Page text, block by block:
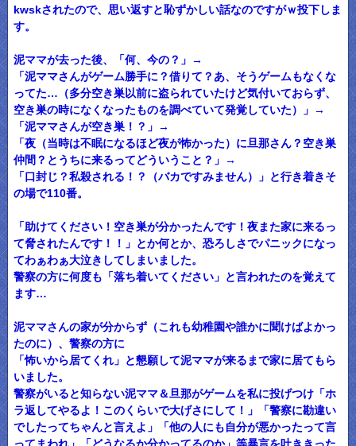
kwskされたので、思い返すと恥ずかしい話なのですがｗ投下しま
す。
泥ママが去った後、「何、今の？」→
「泥ママさんがゲーム勝手に？借りて？あ、そうゲームもなくな
ってた…（多分空き巣以前に盗られていたけど気付いておらず、
空き巣の時になくなったものを調べていて発覚していた）」→
「泥ママさんが空き巣！？」→
「夜（当時は不眠になるほど夜が怖かった）に旦那さん？空き巣
仲間？とうちに来るってどういうこと？」→
「口封じ？私殺される！？（バカですみません）」と行き着きそ
の場で110番。
「助けてください！空き巣が分かったんです！夜また家に来るっ
て脅されたんです！！」とか何とか、恐ろしさでパニックになっ
てわぁわぁ大泣きしてしまいました。
警察の方に何度も「落ち着いてください」と言われたのを覚えて
ます…
泥ママさんの家が分からず（これも幼稚園や誰かに聞けばよかっ
たのに）、警察の方に
「怖いから居てくれ」と懇願して泥ママが来るまで家に居てもら
いました。
警察がいると知らない泥ママ＆旦那がゲームを私に投げつけ「ホ
ラ返してやるよ！このくらいで大げさにして！」「警察に勘違い
でしたってちゃんと言えよ」「他の人にも自分が悪かったって言